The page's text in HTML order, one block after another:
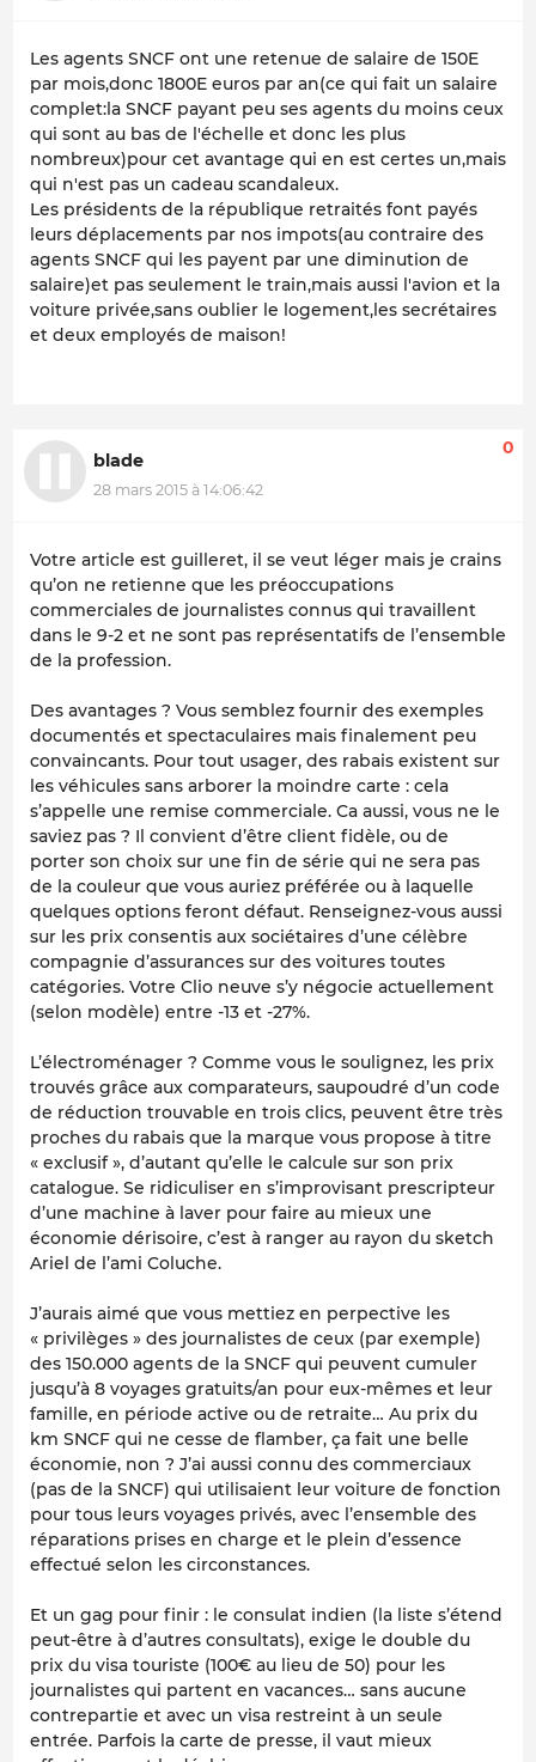
Les agents SNCF ont une retenue de salaire de 150E
par mois,donc 1800E euros par an(ce qui fait un salaire
complet:la SNCF payant peu ses agents du moins ceux
qui sont au bas de l'échelle et donc les plus
nombreux)pour cet avantage qui en est certes un,mais
qui n'est pas un cadeau scandaleux.
Les présidents de la république retraités font payés
leurs déplacements par nos impots(au contraire des
agents SNCF qui les payent par une diminution de
salaire)et pas seulement le train,mais aussi l'avion et la
voiture privée,sans oublier le logement,les secrétaires
et deux employés de maison!
blade
28 mars 2015 à 14:06:42
0
Votre article est guilleret, il se veut léger mais je crains
qu’on ne retienne que les préoccupations
commerciales de journalistes connus qui travaillent
dans le 9-2 et ne sont pas représentatifs de l’ensemble
de la profession.
Des avantages ? Vous semblez fournir des exemples
documentés et spectaculaires mais finalement peu
convaincants. Pour tout usager, des rabais existent sur
les véhicules sans arborer la moindre carte : cela
s’appelle une remise commerciale. Ca aussi, vous ne le
saviez pas ? Il convient d’être client fidèle, ou de
porter son choix sur une fin de série qui ne sera pas
de la couleur que vous auriez préférée ou à laquelle
quelques options feront défaut. Renseignez-vous aussi
sur les prix consentis aux sociétaires d’une célèbre
compagnie d’assurances sur des voitures toutes
catégories. Votre Clio neuve s’y négocie actuellement
(selon modèle) entre -13 et -27%.
L’électroménager ? Comme vous le soulignez, les prix
trouvés grâce aux comparateurs, saupoudré d’un code
de réduction trouvable en trois clics, peuvent être très
proches du rabais que la marque vous propose à titre
« exclusif », d’autant qu’elle le calcule sur son prix
catalogue. Se ridiculiser en s’improvisant prescripteur
d’une machine à laver pour faire au mieux une
économie dérisoire, c’est à ranger au rayon du sketch
Ariel de l’ami Coluche.
J’aurais aimé que vous mettiez en perpective les
« privilèges » des journalistes de ceux (par exemple)
des 150.000 agents de la SNCF qui peuvent cumuler
jusqu’à 8 voyages gratuits/an pour eux-mêmes et leur
famille, en période active ou de retraite… Au prix du
km SNCF qui ne cesse de flamber, ça fait une belle
économie, non ? J’ai aussi connu des commerciaux
(pas de la SNCF) qui utilisaient leur voiture de fonction
pour tous leurs voyages privés, avec l’ensemble des
réparations prises en charge et le plein d’essence
effectué selon les circonstances.
Et un gag pour finir : le consulat indien (la liste s’étend
peut-être à d’autres consultats), exige le double du
prix du visa touriste (100€ au lieu de 50) pour les
journalistes qui partent en vacances… sans aucune
contrepartie et avec un visa restreint à un seule
entrée. Parfois la carte de presse, il vaut mieux